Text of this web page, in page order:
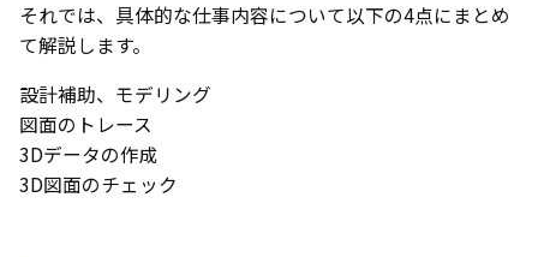
それでは、具体的な仕事内容について以下の4点にまとめ
て解説します。
設計補助、モデリング
図面のトレース
3Dデータの作成
3D図面のチェック